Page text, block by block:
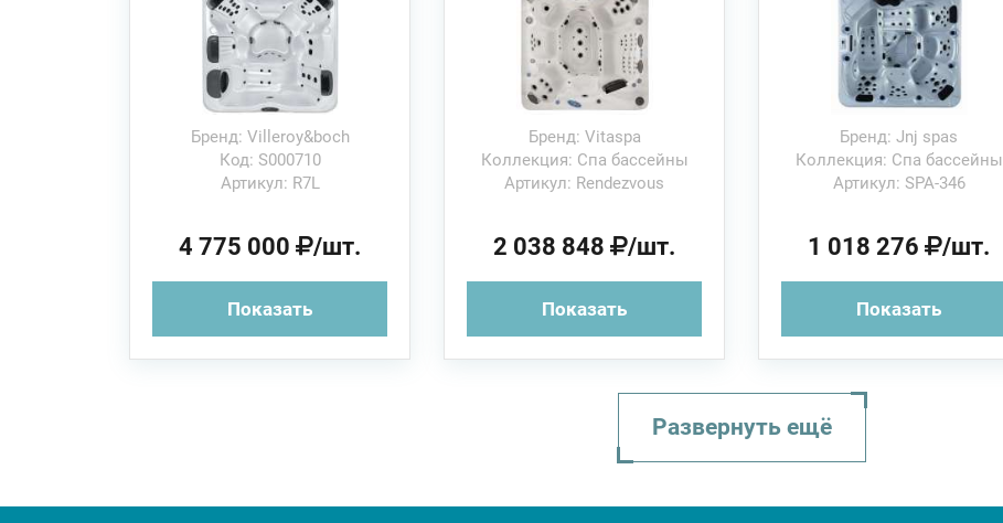
бассейн
Бренд: Villeroy&boch
Код: S000710
Артикул: R7L
4 775 000 /шт.
Показать
бассейн
Бренд: Vitaspa
Коллекция: Спа бассейны
Артикул: Rendezvous
2 038 848 /шт.
Показать
бассейн
Бренд: Jnj spas
Коллекция: Спа бассейны
Артикул: SPA-346
1 018 276 /шт.
Показать
Aquaviaspa Спа
Спа бассейн
Dimension One
J-315
193х168х81см
Развернуть ещё